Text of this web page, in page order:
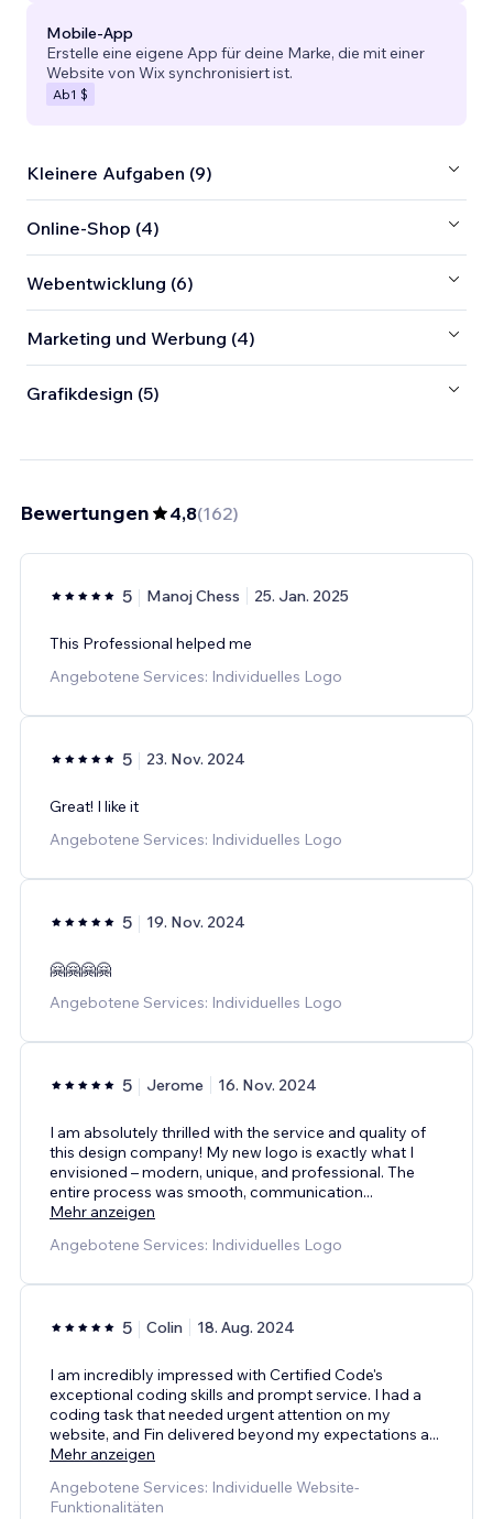
Mobile-App
Erstelle eine eigene App für deine Marke, die mit einer
Website von Wix synchronisiert ist.
Ab1 $
Kleinere Aufgaben (9)
Online-Shop (4)
Webentwicklung (6)
Marketing und Werbung (4)
Grafikdesign (5)
Bewertungen 4,8(162)
5 Manoj Chess 25. Jan. 2025
This Professional helped me
Angebotene Services: Individuelles Logo
5 23. Nov. 2024
Great! I like it
Angebotene Services: Individuelles Logo
5 19. Nov. 2024
🤗🤗🤗🤗
Angebotene Services: Individuelles Logo
5 Jerome 16. Nov. 2024
I am absolutely thrilled with the service and quality of
this design company! My new logo is exactly what I
envisioned – modern, unique, and professional. The
entire process was smooth, communication...
Mehr anzeigen
Angebotene Services: Individuelles Logo
5 Colin 18. Aug. 2024
I am incredibly impressed with Certified Code's
exceptional coding skills and prompt service. I had a
coding task that needed urgent attention on my
website, and Fin delivered beyond my expectations a...
Mehr anzeigen
Angebotene Services: Individuelle Website-
Funktionalitäten